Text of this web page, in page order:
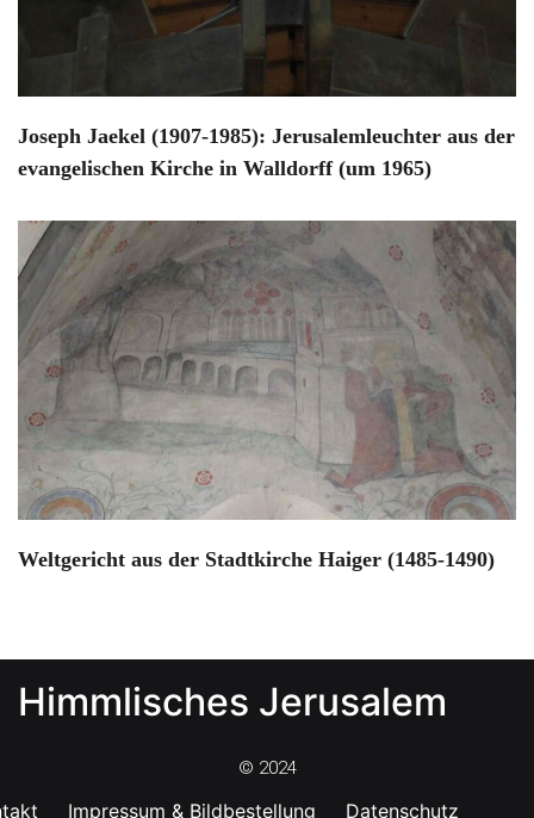
Joseph Jaekel (1907-1985): Jerusalemleuchter aus der
evangelischen Kirche in Walldorff (um 1965)
Weltgericht aus der Stadtkirche Haiger (1485-1490)
Himmlisches Jerusalem
© 2024
Impressum & Bildbestellung Datenschutz